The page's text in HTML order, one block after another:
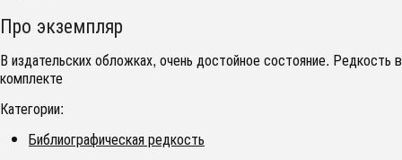
Про экземпляр
В издательских обложках, очень достойное состояние. Редкость в
комплекте
Категории:
Библиографическая редкость